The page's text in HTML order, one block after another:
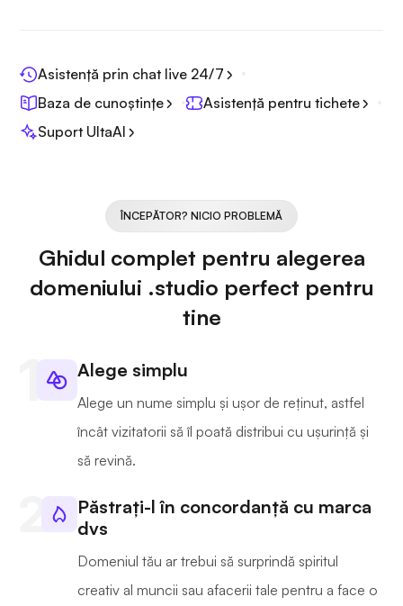
Asistență prin chat live 24/7
Baza de cunoștințe
Asistență pentru tichete
Suport UltaAI
ÎNCEPĂTOR? NICIO PROBLEMĂ
Ghidul complet pentru alegerea
domeniului .studio perfect pentru
tine
Alege simplu
Alege un nume simplu și ușor de reținut, astfel
încât vizitatorii să îl poată distribui cu ușurință și
să revină.
Păstrați-l în concordanță cu marca
dvs
Domeniul tău ar trebui să surprindă spiritul
creativ al muncii sau afacerii tale pentru a face o